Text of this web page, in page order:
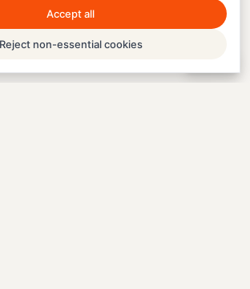
Accept all
Reject non-essential cookies